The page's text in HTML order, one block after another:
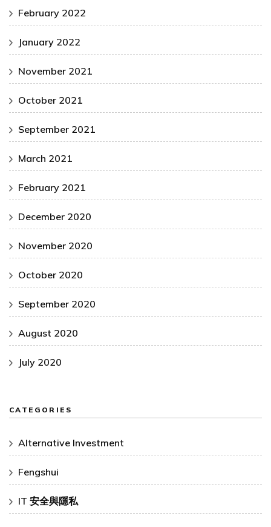
February 2022
January 2022
November 2021
October 2021
September 2021
March 2021
February 2021
December 2020
November 2020
October 2020
September 2020
August 2020
July 2020
CATEGORIES
Alternative Investment
Fengshui
IT 安全與隱私